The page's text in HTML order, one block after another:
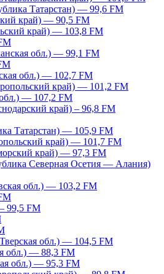
Татарстан) — 99,6 FM
край) — 90,5 FM
край) — 103,8 FM
обл.) — 99,1 FM
обл.) — 102,7 FM
край) — 101,2 FM
— 107,2 FM
край) – 96,8 FM
Татарстан) — 105,9 FM
край) — 101,7 FM
край) — 97,3 FM
Северная Осетия — Алания)
обл.) — 103,2 FM
99,5 FM
обл.) — 104,5 FM
обл.) — 88,3 FM
обл.) — 95,3 FM